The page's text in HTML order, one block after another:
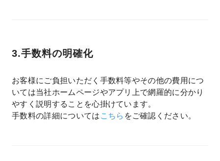
3.手数料の明確化
お客様にご負担いただく手数料等やその他の費用につ
いては当社ホームページやアプリ上で網羅的に分かり
やすく説明することを心掛けています。
手数料の詳細については こちら をご確認ください。